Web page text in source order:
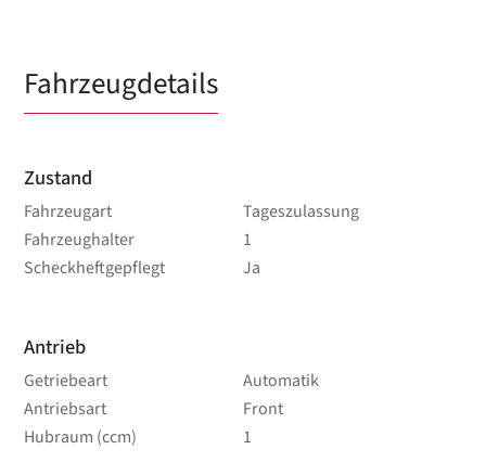
Fahrzeugdetails
Zustand
Fahrzeugart
Tageszulassung
Fahrzeughalter
1
Scheckheftgepflegt
Ja
Antrieb
Getriebeart
Automatik
Antriebsart
Front
Hubraum (ccm)
1